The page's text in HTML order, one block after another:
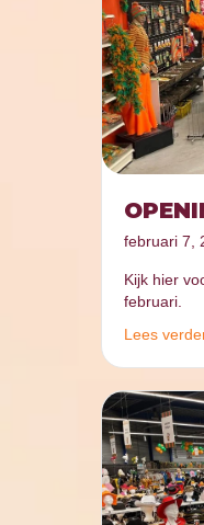
februari 7,
Kijk hier
februari.
Lees